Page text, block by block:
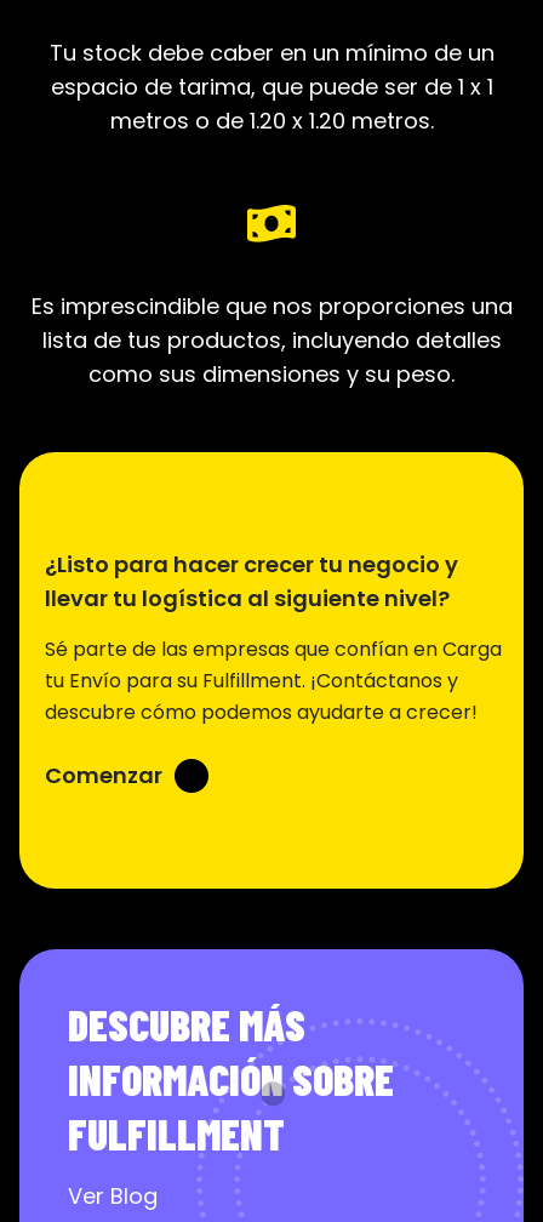
Tu stock debe caber en un mínimo de un
espacio de tarima, que puede ser de 1 x 1
metros o de 1.20 x 1.20 metros.
Es imprescindible que nos proporciones una
lista de tus productos, incluyendo detalles
como sus dimensiones y su peso.
¿Listo para hacer crecer tu negocio y
llevar tu logística al siguiente nivel?
Sé parte de las empresas que confían en Carga
tu Envío para su Fulfillment. ¡Contáctanos y
descubre cómo podemos ayudarte a crecer!
Comenzar
DESCUBRE MÁS
INFORMACIÓN SOBRE
FULFILLMENT
Ver Blog